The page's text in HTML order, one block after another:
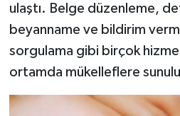
ulaştı. Belge düzenleme,
beyanname ve bildirim
sorgulama gibi birçok
ortamda mükelleflere